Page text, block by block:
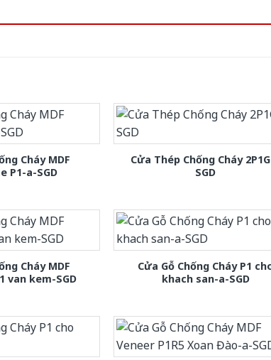
Cháy MDF
P1-a-SGD
Cửa Thép Chống Cháy
SGD
Cháy MDF
van kem-SGD
Cửa Gỗ Chống Cháy P1
khach san-a-SGD